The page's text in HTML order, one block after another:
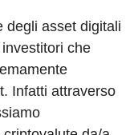
degli asset digitali
che
Infatti attraverso